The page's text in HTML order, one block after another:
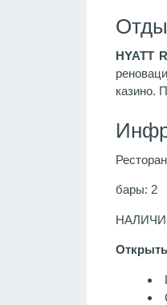
HYATT
казино.
бары: 2